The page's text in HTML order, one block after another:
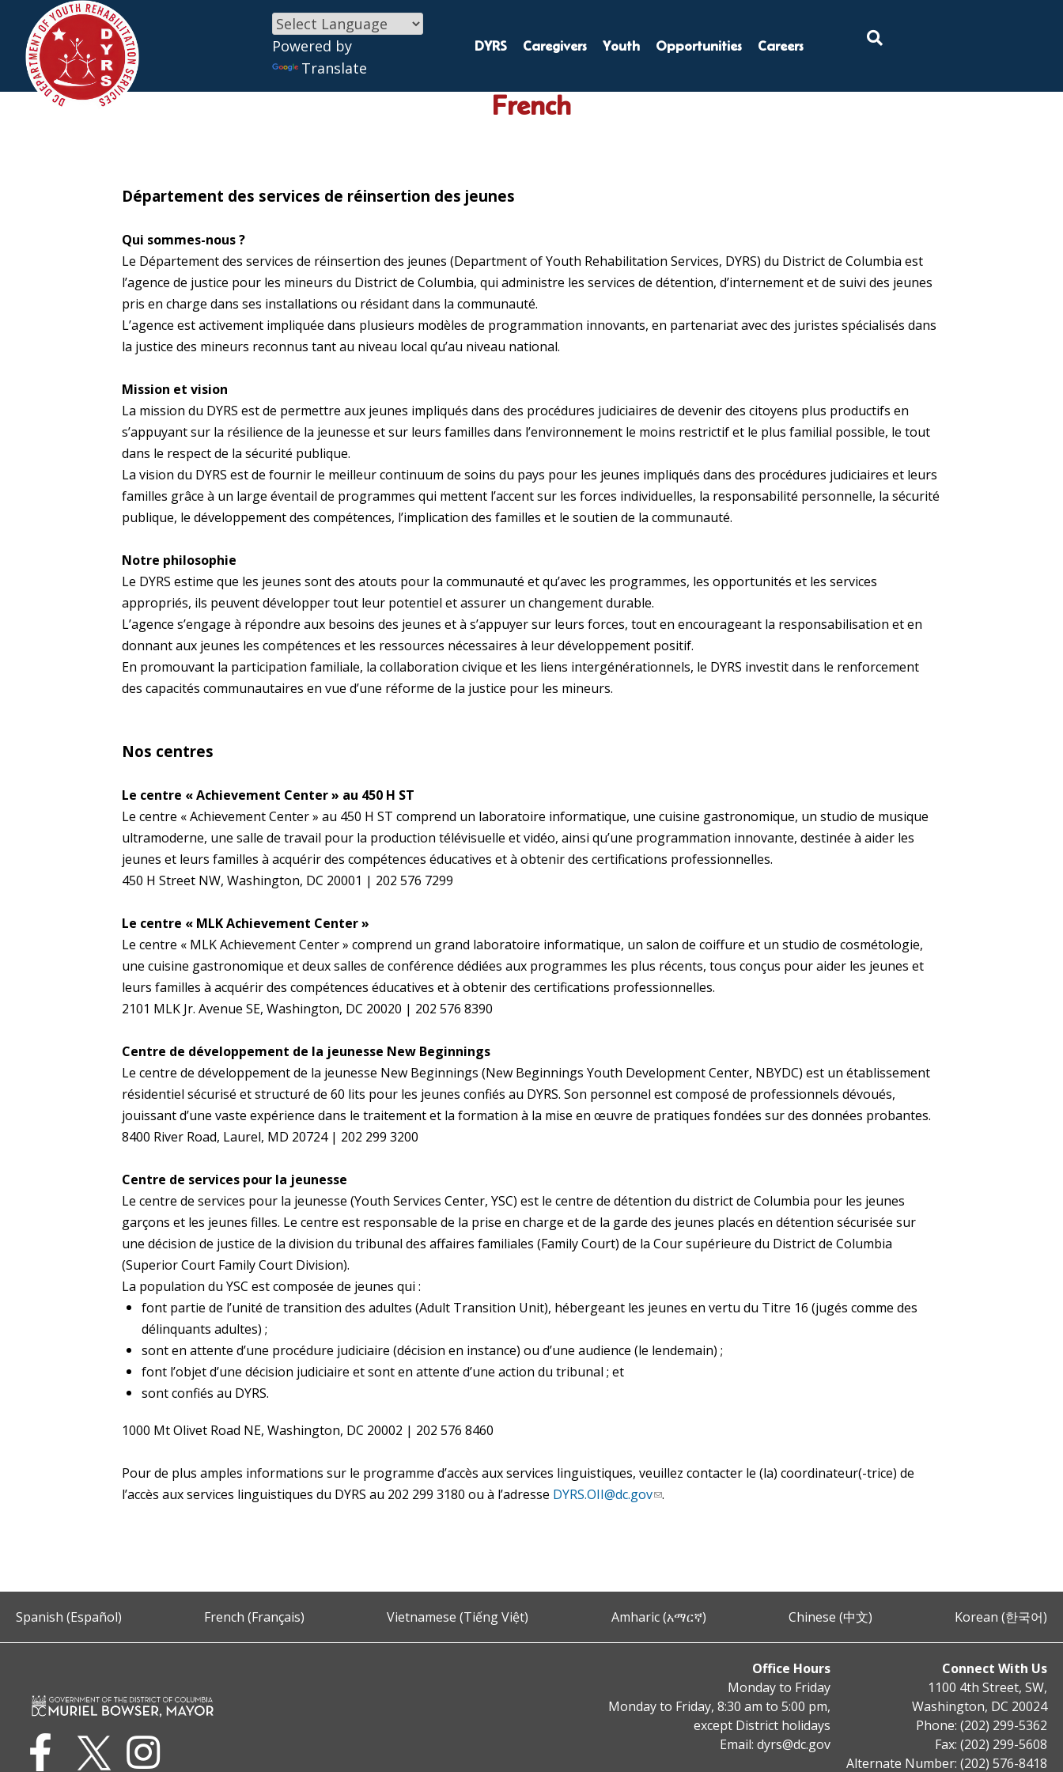
Skip to main content
Powered by
Translate
DYRS Caregivers Youth Opportunities Careers
French
Département des services de réinsertion des jeunes
Qui sommes-nous ?
Le Département des services de réinsertion des jeunes (Department of Youth Rehabilitation Services, DYRS) du District de Columbia est
l’agence de justice pour les mineurs du District de Columbia, qui administre les services de détention, d’internement et de suivi des jeunes
pris en charge dans ses installations ou résidant dans la communauté.
L’agence est activement impliquée dans plusieurs modèles de programmation innovants, en partenariat avec des juristes spécialisés dans
la justice des mineurs reconnus tant au niveau local qu’au niveau national.
Mission et vision
La mission du DYRS est de permettre aux jeunes impliqués dans des procédures judiciaires de devenir des citoyens plus productifs en
s’appuyant sur la résilience de la jeunesse et sur leurs familles dans l’environnement le moins restrictif et le plus familial possible, le tout
dans le respect de la sécurité publique.
La vision du DYRS est de fournir le meilleur continuum de soins du pays pour les jeunes impliqués dans des procédures judiciaires et leurs
familles grâce à un large éventail de programmes qui mettent l’accent sur les forces individuelles, la responsabilité personnelle, la sécurité
publique, le développement des compétences, l’implication des familles et le soutien de la communauté.
Notre philosophie
Le DYRS estime que les jeunes sont des atouts pour la communauté et qu’avec les programmes, les opportunités et les services
appropriés, ils peuvent développer tout leur potentiel et assurer un changement durable.
L’agence s’engage à répondre aux besoins des jeunes et à s’appuyer sur leurs forces, tout en encourageant la responsabilisation et en
donnant aux jeunes les compétences et les ressources nécessaires à leur développement positif.
En promouvant la participation familiale, la collaboration civique et les liens intergénérationnels, le DYRS investit dans le renforcement
des capacités communautaires en vue d’une réforme de la justice pour les mineurs.
Nos centres
Le centre « Achievement Center » au 450 H ST
Le centre « Achievement Center » au 450 H ST comprend un laboratoire informatique, une cuisine gastronomique, un studio de musique
ultramoderne, une salle de travail pour la production télévisuelle et vidéo, ainsi qu’une programmation innovante, destinée à aider les
jeunes et leurs familles à acquérir des compétences éducatives et à obtenir des certifications professionnelles.
450 H Street NW, Washington, DC 20001 | 202 576 7299
Le centre « MLK Achievement Center »
Le centre « MLK Achievement Center » comprend un grand laboratoire informatique, un salon de coiffure et un studio de cosmétologie,
une cuisine gastronomique et deux salles de conférence dédiées aux programmes les plus récents, tous conçus pour aider les jeunes et
leurs familles à acquérir des compétences éducatives et à obtenir des certifications professionnelles.
2101 MLK Jr. Avenue SE, Washington, DC 20020 | 202 576 8390
Centre de développement de la jeunesse New Beginnings
Le centre de développement de la jeunesse New Beginnings (New Beginnings Youth Development Center, NBYDC) est un établissement
résidentiel sécurisé et structuré de 60 lits pour les jeunes confiés au DYRS. Son personnel est composé de professionnels dévoués,
jouissant d’une vaste expérience dans le traitement et la formation à la mise en œuvre de pratiques fondées sur des données probantes.
8400 River Road, Laurel, MD 20724 | 202 299 3200
Centre de services pour la jeunesse
Le centre de services pour la jeunesse (Youth Services Center, YSC) est le centre de détention du district de Columbia pour les jeunes
garçons et les jeunes filles. Le centre est responsable de la prise en charge et de la garde des jeunes placés en détention sécurisée sur
une décision de justice de la division du tribunal des affaires familiales (Family Court) de la Cour supérieure du District de Columbia
(Superior Court Family Court Division).
La population du YSC est composée de jeunes qui :
font partie de l’unité de transition des adultes (Adult Transition Unit), hébergeant les jeunes en vertu du Titre 16 (jugés comme des
délinquants adultes) ;
sonten attente d’une procédure judiciaire (décision en instance) ou d’une audience (le lendemain) ;
font l’objet d’une décision judiciaire et sont en attente d’une action du tribunal ; et
sontconfiés au DYRS.
1000 Mt Olivet Road NE, Washington, DC 20002 | 202 576 8460
Pour de plus amples informations sur le programme d’accès aux services linguistiques, veuillez contacter le (la) coordinateur(-trice) de
l’accès aux services linguistiques du DYRS au 202 299 3180 ou à l’adresse DYRS.OII@dc.gov .
Spanish (Español) French (Français) Vietnamese (Tiếng Việt) Amharic (አማርኛ) Chinese (中文) Korean (한국어)
Office Hours
Monday to Friday
Monday to Friday, 8:30 am to 5:00 pm,
except District holidays
Email: dyrs@dc.gov
Connect With Us
1100 4th Street, SW,
Washington, DC 20024
Phone: (202) 299-5362
Fax: (202) 299-5608
Alternate Number: (202) 576-8418